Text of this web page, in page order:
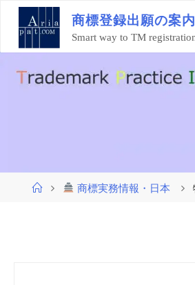
ン
商標登録出願の案内
Smart way to TM
ホ
商標実務情報・日本